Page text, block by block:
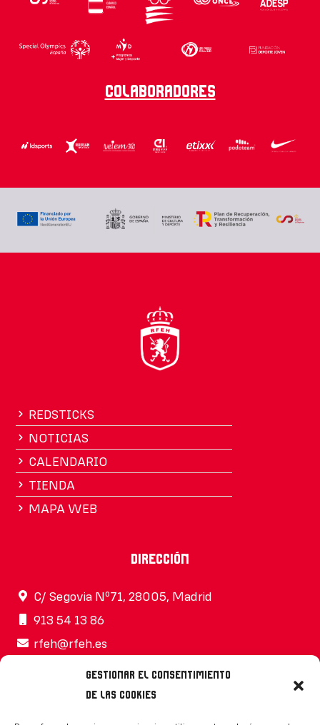
Gestionar el consentimiento
de las cookies
Colaboradores
REDSTICKS
NOTICIAS
CALENDARIO
TIENDA
MAPA WEB
Dirección
C/ Segovia Nº71, 28005, Madrid
913 54 13 86
rfeh@rfeh.es